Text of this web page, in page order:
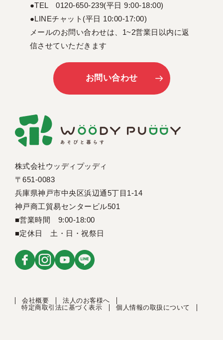
株式会社ウッディプッディ
〒651-0083
兵庫県神戸市中央区浜辺通5丁目1-14
神戸商工貿易センタービル501
■営業時間 9:00-18:00
■定休日 土・日・祝祭日
●TEL 0120-650-239(平日 9:00-18:00)
●LINEチャット(平日 10:00-17:00)
メールのお問い合わせは、1~2営業日以内に返
信させていただきます
お問い合わせ
会社概要
法人のお客様へ
特定商取引法に基づく表示
個人情報の取扱について